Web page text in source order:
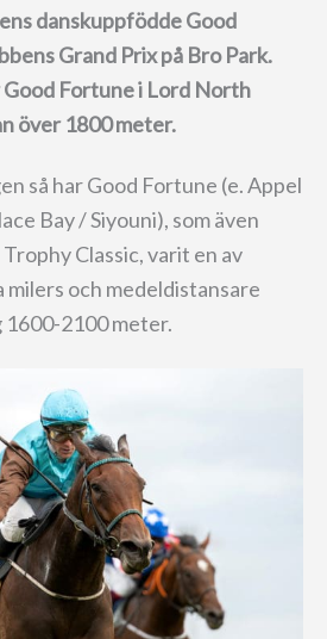
danskuppfödde Good
Grand Prix på Bro Park.
Fortune i Lord North
över 1800 meter.
så har Good Fortune (e. Appel
Bay / Siyouni), som även
Classic, varit en av
milers och medeldistansare
2100 meter.